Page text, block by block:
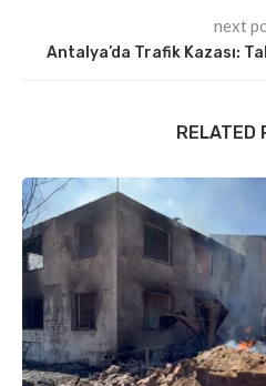
next
Antalya’da Trafik Kazası:
RELATED